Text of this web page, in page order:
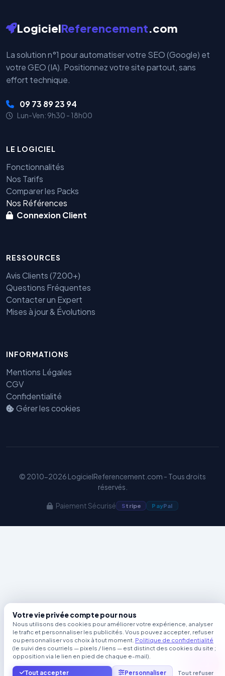
LogicielReferencement.com
La solution n°1 pour automatiser votre SEO (Google) et
votre GEO (IA). Positionnez votre site partout, sans
effort technique.
09 73 89 23 94
Lun-Ven: 9h30 - 18h00
LE LOGICIEL
Fonctionnalités
Nos Tarifs
Comparer les Packs
Nos Références
Connexion Client
RESSOURCES
Avis Clients (7200+)
Questions Fréquentes
Contacter un Expert
Mises à jour & Évolutions
INFORMATIONS
Mentions Légales
CGV
Confidentialité
Gérer les cookies
© 2010-2026 LogicielReferencement.com - Tous droits
réservés.
Paiement Sécurisé Stripe PayPal
Votre vie privée compte pour nous
Nous utilisons des cookies pour améliorer votre expérience, analyser
le trafic et personnaliser les publicités. Vous pouvez accepter, refuser
ou personnaliser vos choix à tout moment. Politique de confidentialité
(le suivi des courriels — pixels / liens — est distinct des cookies du site ;
opposition via le lien en pied de chaque e-mail).
Tout accepter Personnaliser Tout refuser